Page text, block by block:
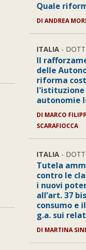
Quale
DI ANDREA
ITALIA -
Il
delle
riforma
l'istituzione
autonomie
DI MARCO
SCARAFIOCCA
ITALIA -
Tutela
contro le
i nuovi
all’art. 37
consumo e
g.a. sui
DI MARTINA